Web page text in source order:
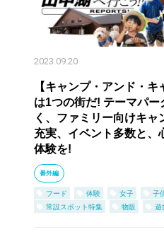
2023.09.20
【キャンプ・アンド・
は1つの街だ! テーマパ
く、ファミリー向けキ
充実、イベント多数と、
体験を!
番外編
フード 体験 女子 子
常設スポット特集
物販 遊